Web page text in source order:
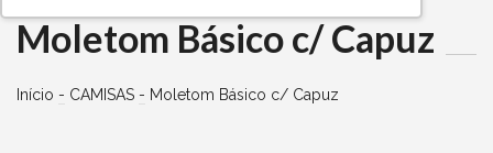
Moletom Básico c/ Capuz
Início - CAMISAS - Moletom Básico c/ Capuz